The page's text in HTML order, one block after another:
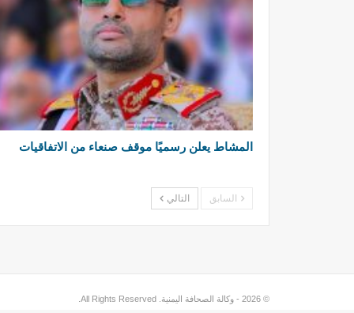
المشاط يعلن رسميًا موقف صنعاء من الاتفاقيات
السابق التالي
© 2026 - وكالة الصحافة اليمنية. All Rights Reserved.